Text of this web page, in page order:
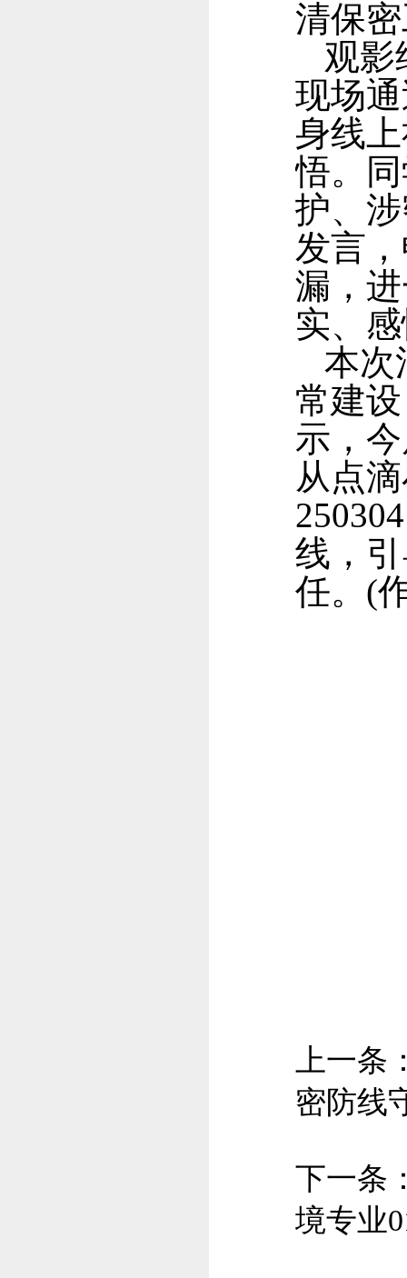
清保
观影
现场
身线
悟。
护、
发言
漏，
实、
本次
常建
示，
从点
线，
任。 (
上一条
密防线
下一条
境专业